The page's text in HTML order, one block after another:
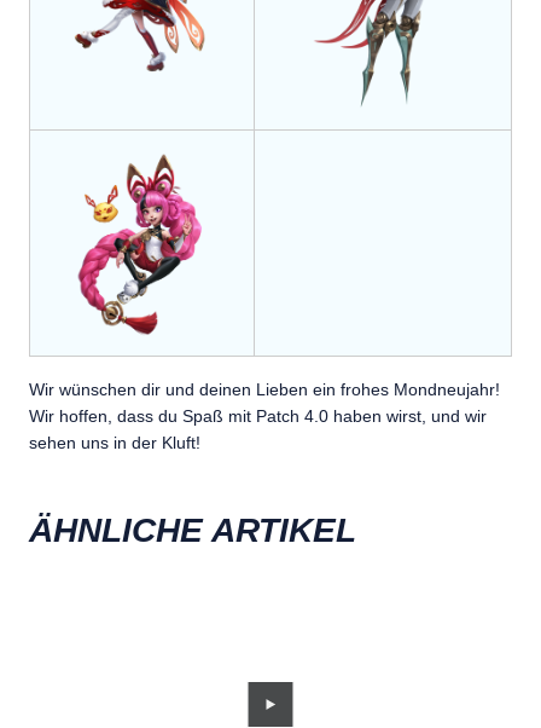
Wir wünschen dir und deinen Lieben ein frohes Mondneujahr!
Wir hoffen, dass du Spaß mit Patch 4.0 haben wirst, und wir
sehen uns in der Kluft!
ÄHNLICHE ARTIKEL